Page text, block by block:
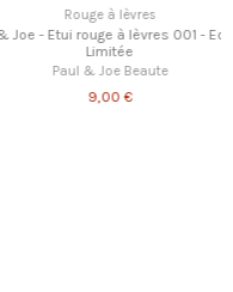
Rouge à lèvres
Etui rouge à lèvres 001 - Edition
Limitée
Paul & Joe Beaute